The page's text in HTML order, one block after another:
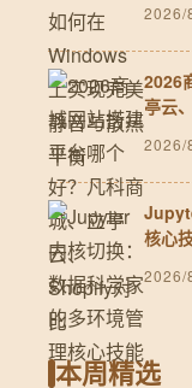
2026/
2026
亭云
2026/
核心
2026/
本周精选